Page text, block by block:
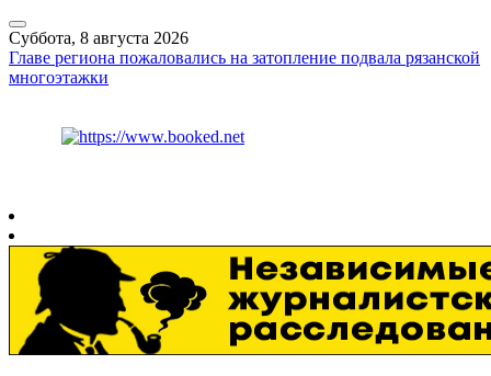
Суббота, 8 августа 2026
Главе региона пожаловались на затопление подвала рязанской
многоэтажки